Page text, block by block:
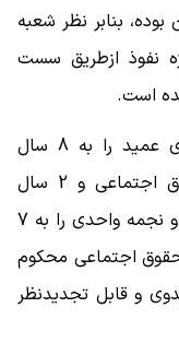
بوده، بنابر نظر شعبه
نفوذ ازطریق سست
است.
بر همین اساس هم قاضی صلواتی هدی عمید را به 8 سال
حبس، 2 سال محرومیت از برخی حقوق اجتماعی و 2 سال
ممنوعیت از اشتغال به وکالت دادگستری و نجمه واحدی را به 7
حقوق اجتماعی محکوم
و قابل تجدیدنظر